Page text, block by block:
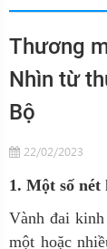
Thương
Nhìn từ
Bộ
22/02/2023
1. Một số
Vành đai
một hoặc